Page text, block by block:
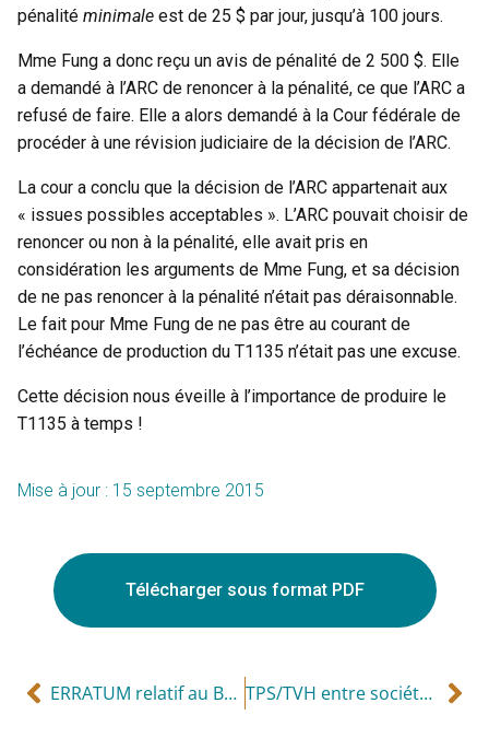
pénalité minimale est de 25 $ par jour, jusqu’à 100 jours.
Mme Fung a donc reçu un avis de pénalité de 2 500 $. Elle
a demandé à l’ARC de renoncer à la pénalité, ce que l’ARC a
refusé de faire. Elle a alors demandé à la Cour fédérale de
procéder à une révision judiciaire de la décision de l’ARC.
La cour a conclu que la décision de l’ARC appartenait aux
« issues possibles acceptables ». L’ARC pouvait choisir de
renoncer ou non à la pénalité, elle avait pris en
considération les arguments de Mme Fung, et sa décision
de ne pas renoncer à la pénalité n’était pas déraisonnable.
Le fait pour Mme Fung de ne pas être au courant de
l’échéance de production du T1135 n’était pas une excuse.
Cette décision nous éveille à l’importance de produire le
T1135 à temps !
Mise à jour : 15 septembre 2015
Télécharger sous format PDF
ERRATUM relatif au Bulletin de fiscalité du mois d’août TPS/TVH entre sociétés liées